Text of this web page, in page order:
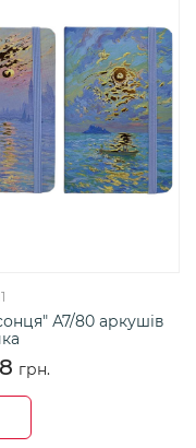
А7/80 аркушів
грн.